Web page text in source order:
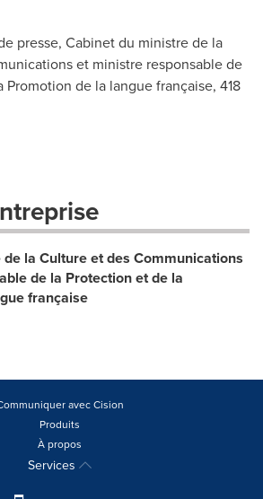
presse, Cabinet du ministre de la
et ministre responsable de
de la langue française, 418
la Culture et des Communications
de la Protection et de la
française
avec Cision
Produits
À propos
Services